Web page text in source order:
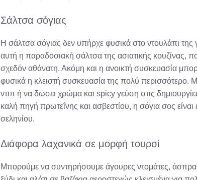
Σάλτσα σόγιας
Η σάλτσα σόγιας δεν υπήρχε φυσικά στο ντουλάπι της
αυτή η παραδοσιακή σάλτσα της ασιατικής κουζίνας,
σχεδόν αθάνατη. Ακόμη και η ανοικτή συσκευασία
φυσικά η κλειστή συσκευασία της πολύ περισσότερο.
ντιπ ή να δώσει χρώμα και spicy γεύση στις
καλή πηγή πρωτεΐνης και ασβεστίου, η σόγια σος
σεληνίου.
Διάφορα λαχανικά σε μορφή τουρσί
Μπορούμε να συντηρήσουμε άγουρες ντομάτες, άσπρα